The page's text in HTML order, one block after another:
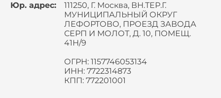
Юр. адрес:
111250, Г. Москва, ВН.ТЕР.Г.
МУНИЦИПАЛЬНЫЙ ОКРУГ
ЛЕФОРТОВО, ПРОЕЗД ЗАВОДА
СЕРП И МОЛОТ, Д. 10, ПОМЕЩ.
41Н/9
ОГРН: 1157746053134
ИНН: 7722314873
КПП: 772201001